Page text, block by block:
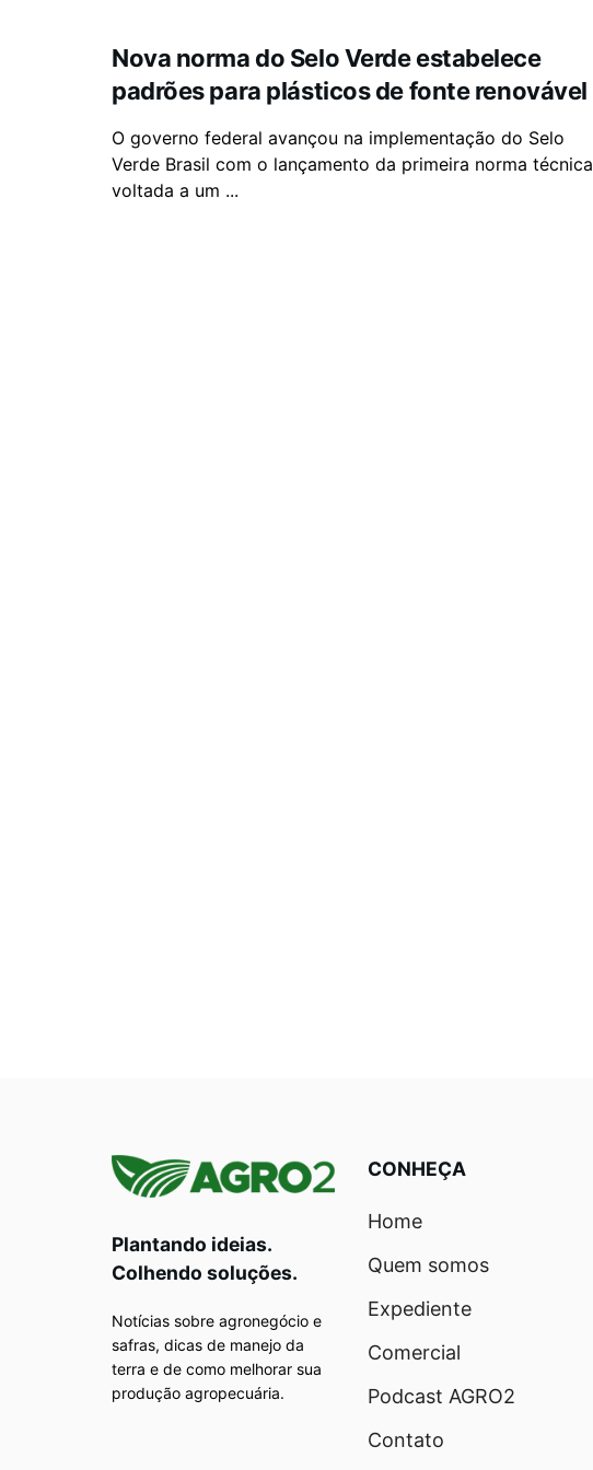
Nova norma do Selo Verde estabelece
padrões para plásticos de fonte renovável
O governo federal avançou na implementação do Selo
Verde Brasil com o lançamento da primeira norma técnica
voltada a um ...
Plantando ideias.
Colhendo soluções.
Notícias sobre agronegócio e
safras, dicas de manejo da
terra e de como melhorar sua
produção agropecuária.
CONHEÇA
Home
Quem somos
Expediente
Comercial
Podcast AGRO2
Contato